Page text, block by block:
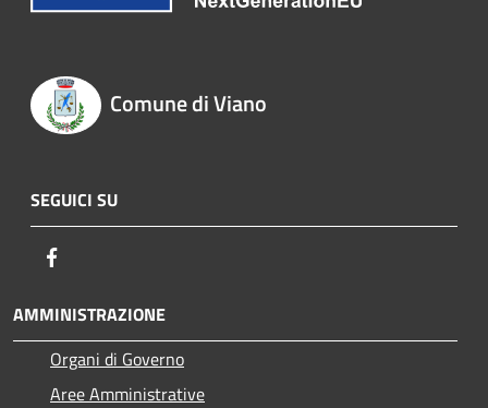
Comune di Viano
SEGUICI SU
AMMINISTRAZIONE
Organi di Governo
Aree Amministrative